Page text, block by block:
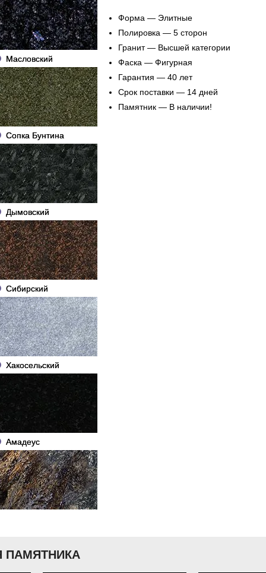
Масловский
Сопка Бунтина
Дымовский
Сибирский
Хакосельский
Амадеус
Форма — Элитные
Полировка — 5 сторон
Гранит — Высшей категории
Фаска — Фигурная
Гарантия — 40 лет
Срок поставки — 14 дней
Памятник — В наличии!
ПАМЯТНИКА